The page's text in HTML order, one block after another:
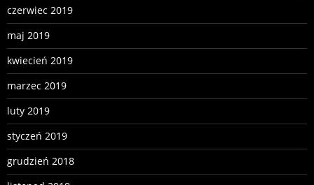
czerwiec 2019
maj 2019
kwiecień 2019
marzec 2019
luty 2019
styczeń 2019
grudzień 2018